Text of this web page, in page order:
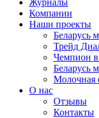
Журналы
Компании
Наши проекты
Беларусь
Трейд
Чемпион
Беларусь
Молочная
О нас
Отзывы
Контакты